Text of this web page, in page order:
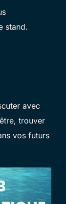
stand.
avec
trouver
vos futurs